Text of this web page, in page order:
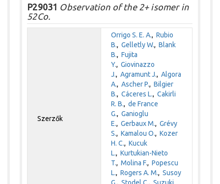
P29031 Observation of the 2+ isomer in
52Co.
Szerzők
Orrigo S. E. A.,Rubio
B.,Gelletly W.,Blank
B.,Fujita
Y.,Giovinazzo
J.,Agramunt J.,Algora
A.,Ascher P.,Bilgier
B.,Cáceres L.,Cakirli
R. B.,de France
G.,Ganioglu
E.,Gerbaux M.,Grévy
S.,Kamalou O.,Kozer
H. C.,Kucuk
L.,Kurtukian-Nieto
T.,Molina F.,Popescu
L.,Rogers A. M.,Susoy
G.,Stodel C.,Suzuki